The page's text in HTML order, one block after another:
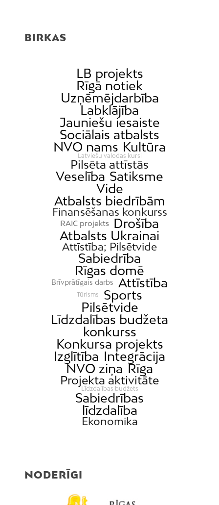
BIRKAS
LB projekts
Rīgā notiek
Uzņēmējdarbība
Labklājība
Jauniešu iesaiste
Sociālais atbalsts
NVO nams Kultūra
Latviešu valodas kursi
Pilsēta attīstās
Veselība Satiksme
Vide
Atbalsts biedrībām
Finansēšanas konkurss
RAIC projekts
Drošība
Atbalsts Ukrainai
Attīstība; Pilsētvide
Sabiedrība
Rīgas domē
Brīvprātīgais darbs Attīstība
Tūrisms
Sports
Pilsētvide
Līdzdalības budžeta
konkurss
Konkursa projekts
Izglītība Integrācija
NVO ziņa Rīga
Projekta aktivitāte
Līdzdalības budžets
Sabiedrības
līdzdalība
Ekonomika
NODERĪGI